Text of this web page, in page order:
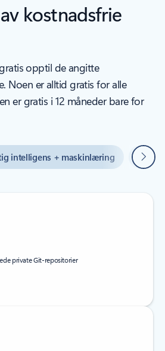
kostnadsfrie
opptil de angitte
Noen er alltid gratis for alle
er gratis i 12 måneder bare for
intelligens + maskinlæring Neste
private Git-repositorier